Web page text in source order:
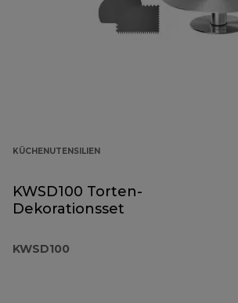
KÜCHENUTENSILIEN
KWSD100 Torten-
Dekorationsset
KWSD100